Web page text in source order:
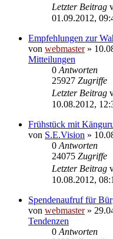
Letzter Beitrag
01.09.2012,
Empfehlungen zur
von webmaster»
Mitteilungen
0 Antworten
25927 Zugriffe
Letzter Beitrag
10.08.2012,
Frühstück mit
von S.E.Vision »
0 Antworten
24075 Zugriffe
Letzter Beitrag
10.08.2012,
Spendenaufruf für
von webmaster»
Tendenzen
0 Antworten